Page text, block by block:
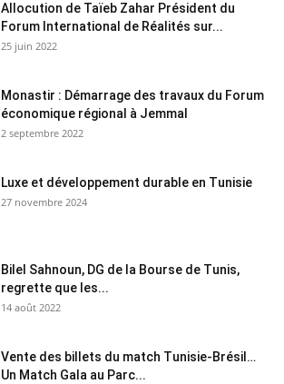
Allocution de Taïeb Zahar Président du
Forum International de Réalités sur...
25 juin 2022
Monastir : Démarrage des travaux du Forum
économique régional à Jemmal
2 septembre 2022
Luxe et développement durable en Tunisie
27 novembre 2024
Bilel Sahnoun, DG de la Bourse de Tunis,
regrette que les...
14 août 2022
Vente des billets du match Tunisie-Brésil…
Un Match Gala au Parc...